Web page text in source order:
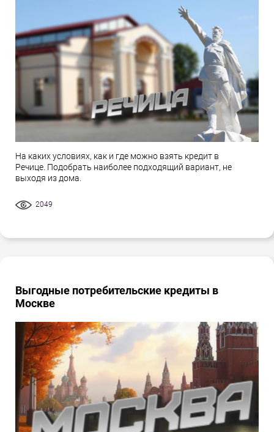
На каких условиях, как и где можно взять кредит в
Речице. Подобрать наиболее подходящий вариант, не
выходя из дома.
2049
Выгодные потребительские кредиты в
Москве